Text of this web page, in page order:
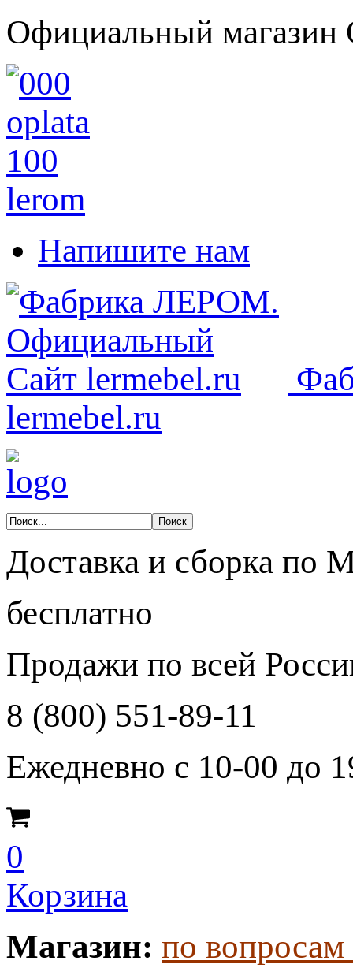
Официальный
Напишите нам
lermebel.ru
Доставка и сборка по
бесплатно
Продажи по всей
8 (800) 551-89-11
Ежедневно с 10-00 до
0
Корзина
Магазин: по